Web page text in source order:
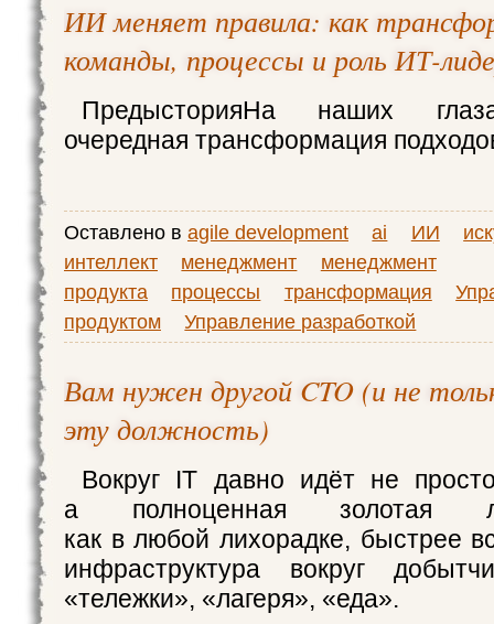
ИИ меняет правила: как
команды, процессы и роль ИТ-
ПредысторияНа наших
очередная трансформация
Оставлено в agile development ai ИИ
интеллект
менеджмент
менеджмент
продукта
процессы трансформация
продуктом
Управление разработкой
Вам нужен другой CTO (и не
эту должность)
Вокруг IT давно идёт не
а полноценная золотая
как в любой лихорадке, быстрее
инфраструктура вокруг
«тележки», «лагеря», «еда».